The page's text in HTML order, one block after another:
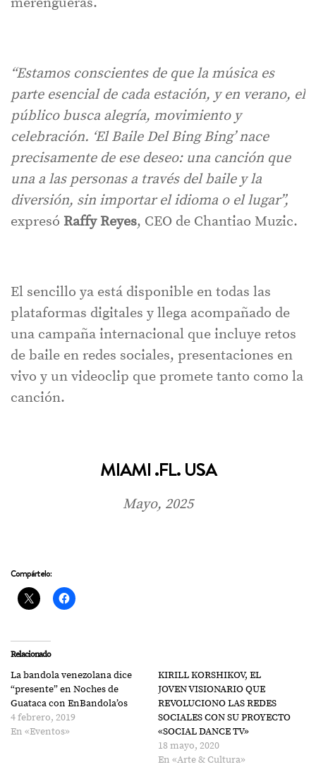
“Estamos conscientes de que la música es
parte esencial de cada estación, y en verano, el
público busca alegría, movimiento y
celebración. ‘El Baile Del Bing Bing’ nace
precisamente de ese deseo: una canción que
una a las personas a través del baile y la
diversión, sin importar el idioma o el lugar”,
expresó Raffy Reyes, CEO de Chantiao Muzic.
El sencillo ya está disponible en todas las
plataformas digitales y llega acompañado de
una campaña internacional que incluye retos
de baile en redes sociales, presentaciones en
vivo y un videoclip que promete tanto como la
canción.
MIAMI .FL. USA
Mayo, 2025
Compártelo:
Relacionado
La bandola venezolana dice
“presente” en Noches de
Guataca con EnBandola’os
4 febrero, 2019
En «Eventos»
KIRILL KORSHIKOV, EL
JOVEN VISIONARIO QUE
REVOLUCIONO LAS REDES
SOCIALES CON SU PROYECTO
«SOCIAL DANCE TV»
18 mayo, 2020
En «Arte & Cultura»